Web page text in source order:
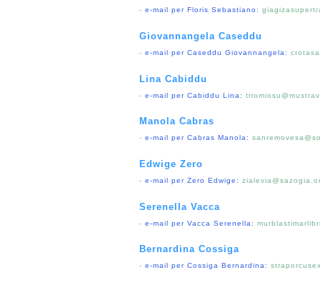
- e-mail per Floris Sebastiano:
Giovannangela Caseddu
- e-mail per Caseddu Giovannangela:
Lina Cabiddu
- e-mail per Cabiddu Lina:
Manola Cabras
- e-mail per Cabras Manola:
Edwige Zero
- e-mail per Zero Edwige:
Serenella Vacca
- e-mail per Vacca Serenella:
Bernardina Cossiga
- e-mail per Cossiga Bernardina: